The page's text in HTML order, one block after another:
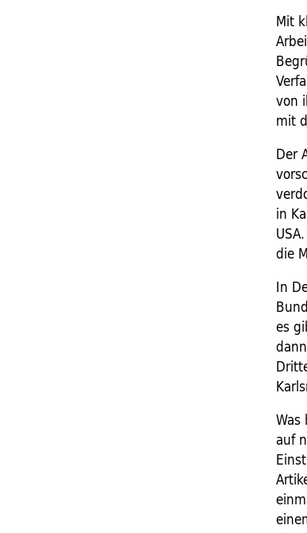
Mit
von
mit
Der
in
die
In
es
auf